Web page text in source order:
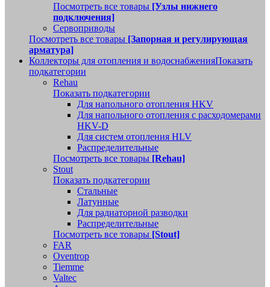
Посмотреть все товары [Узлы нижнего
подключения]
Сервоприводы
Посмотреть все товары [Запорная и регулирующая
арматура]
Коллекторы для отопления и водоснабженияПоказать
подкатегории
Rehau
Показать подкатегории
Для напольного отопления HKV
Для напольного отопления с расходомерами
HKV-D
Для систем отопления HLV
Распределительные
Посмотреть все товары [Rehau]
Stout
Показать подкатегории
Стальные
Латунные
Для радиаторной разводки
Распределительные
Посмотреть все товары [Stout]
FAR
Oventrop
Tiemme
Valtec